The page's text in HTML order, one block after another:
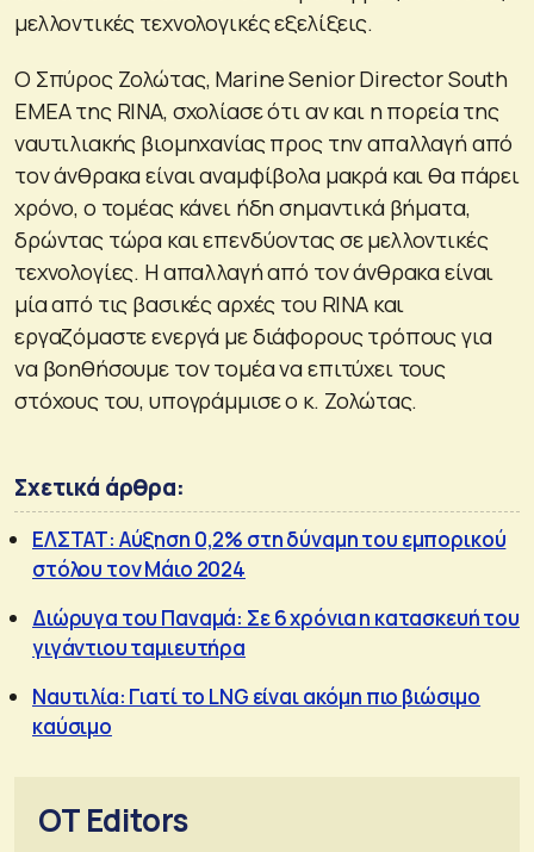
μελλοντικές τεχνολογικές εξελίξεις.
Ο Σπύρος Ζολώτας, Marine Senior Director South
EMEA της RINA, σχολίασε ότι αν και η πορεία της
ναυτιλιακής βιομηχανίας προς την απαλλαγή από
τον άνθρακα είναι αναμφίβολα μακρά και θα πάρει
χρόνο, ο τομέας κάνει ήδη σημαντικά βήματα,
δρώντας τώρα και επενδύοντας σε μελλοντικές
τεχνολογίες. Η απαλλαγή από τον άνθρακα είναι
μία από τις βασικές αρχές του RINA και
εργαζόμαστε ενεργά με διάφορους τρόπους για
να βοηθήσουμε τον τομέα να επιτύχει τους
στόχους του, υπογράμμισε ο κ. Ζολώτας.
Σχετικά άρθρα:
ΕΛΣΤΑΤ: Αύξηση 0,2% στη δύναμη του εμπορικού
στόλου τον Μάιο 2024
Διώρυγα του Παναμά: Σε 6 χρόνια η κατασκευή του
γιγάντιου ταμιευτήρα
Ναυτιλία: Γιατί το LNG είναι ακόμη πιο βιώσιμο
καύσιμο
OT Editors